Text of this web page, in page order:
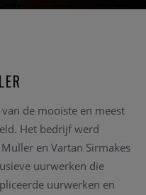
de mooiste en meest
Het bedrijf werd
en Vartan Sirmakes
uurwerken die
uurwerken en